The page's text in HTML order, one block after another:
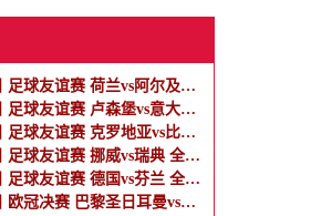
2026年06月04日 足球友谊赛 荷兰vs阿尔及利亚 全场录像
2026年06月04日 足球友谊赛 卢森堡vs意大利 全场录像
2026年06月03日 足球友谊赛 克罗地亚vs比利时 全场录像
2026年06月02日 足球友谊赛 挪威vs瑞典 全场录像
2026年06月01日 足球友谊赛 德国vs芬兰 全场录像
2026年05月31日 欧冠决赛 巴黎圣日耳曼vs阿森纳 全场录像